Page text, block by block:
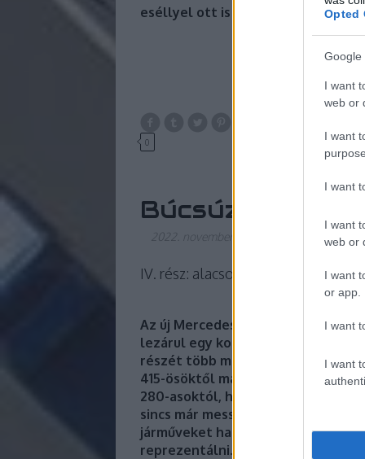
Opted
Google
I want
web or
I want
I want
I want
web or
I want
or app.
I want
I want
eséllyel ott is magaspadlós Ikarus
0
Búcsúznak az
2022. november 13.
IV. rész: alacsonypadlós Ikarusok
Az új Mercedesek és a Solaris
lezárul egy korszak a BKV
részét több mint 50 éve képező
415-ösöktől már nyáron, a 260-
280-asoktól, ha minden igaz, jövő
sincs már messze. A „nagy”, de
járműveket hamarosan már csak a
reprezentálni.